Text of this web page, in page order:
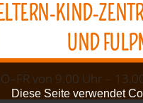
Diese Seite verwendet
KIND-
UND
von 9.00 Uhr –